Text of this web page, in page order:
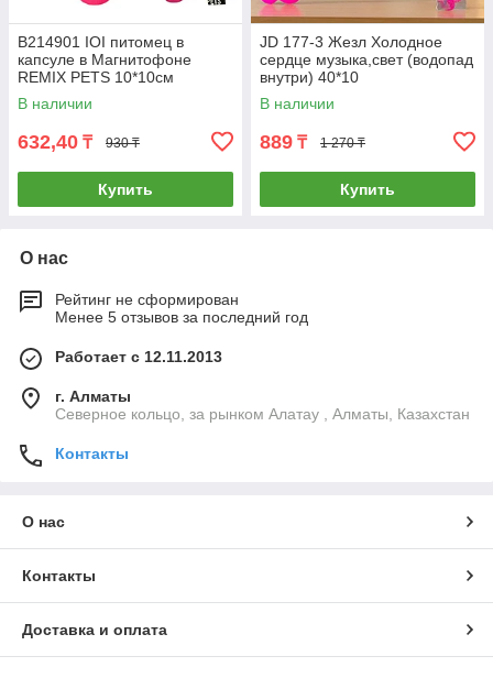
B214901 IOI питомец в
капсуле в Магнитофоне
REMIX PETS 10*10см
В наличии
632,40 ₸ 930 ₸
Купить
JD 177-3 Жезл Холодное
сердце музыка,свет (водопад
внутри) 40*10
В наличии
889 ₸ 1 270 ₸
Купить
О нас
Рейтинг не сформирован
Менее 5 отзывов за последний год
Работает с 12.11.2013
г. Алматы
Северное кольцо, за рынком Алатау , Алматы, Казахстан
Контакты
О нас
Контакты
Доставка и оплата